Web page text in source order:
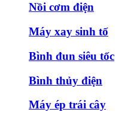
Nồi cơm điện
Máy xay sinh tố
Bình đun siêu tốc
Bình thủy điện
Máy ép trái cây